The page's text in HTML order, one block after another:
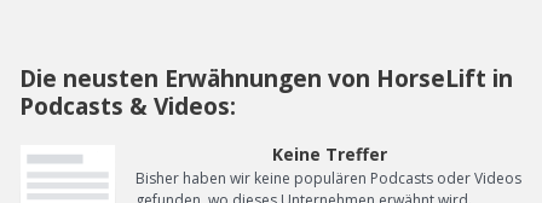
Die neusten Erwähnungen von HorseLift in
Podcasts & Videos:
Keine Treffer
Bisher haben wir keine populären Podcasts oder Videos